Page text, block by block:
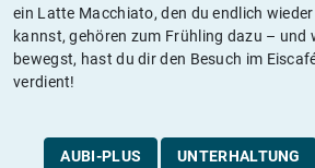
ein Latte Macchiato, den du endlich
kannst, gehören zum Frühling dazu – und
bewegst, hast du dir den Besuch im
verdient!
AUBI-PLUS UNTERHALTUNG